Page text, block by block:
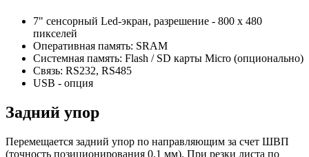
7" сенсорный Led-экран, разрешение - 800 х 480
пикселей
Оперативная память: SRAM
Системная память: Flash / SD карты Micro (опционально)
Связь: RS232, RS485
USB - опция
Задний упор
Перемещается задний упор по направляющим за счет ШВП
(точность позиционирования 0,1 мм). При резки листа по